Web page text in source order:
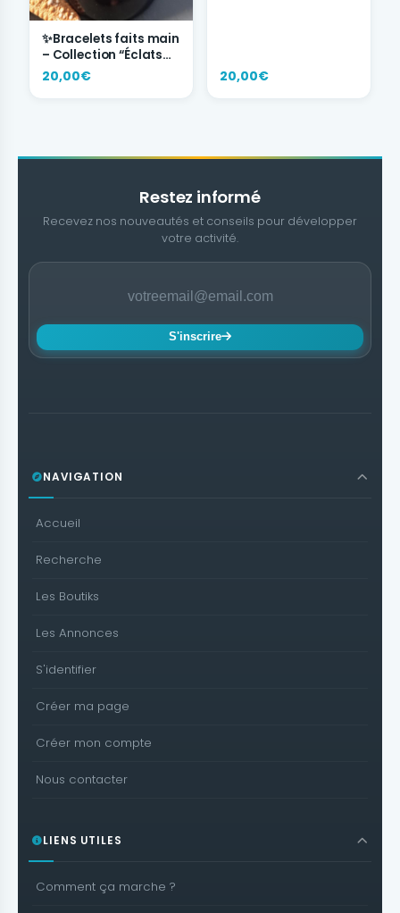
✨Bracelets faits main
– Collection “Éclats
de Couleurs” ✨
20,00€ 20,00€
Restez informé
Recevez nos nouveautés et conseils pour développer
votre activité.
S'inscrire
NAVIGATION
Accueil
Recherche
Les Boutiks
Les Annonces
S'identifier
Créer ma page
Créer mon compte
Nous contacter
LIENS UTILES
Comment ça marche ?